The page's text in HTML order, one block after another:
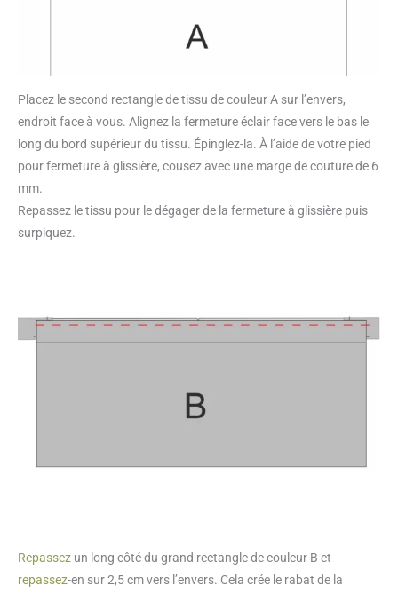
Placez le second rectangle de tissu de couleur A sur l’envers,
endroit face à vous. Alignez la fermeture éclair face vers le bas le
long du bord supérieur du tissu. Épinglez-la. À l’aide de votre pied
pour fermeture à glissière, cousez avec une marge de couture de 6
mm.
Repassez le tissu pour le dégager de la fermeture à glissière puis
surpiquez.
Repassez un long côté du grand rectangle de couleur B et
repassez-en sur 2,5 cm vers l’envers. Cela crée le rabat de la